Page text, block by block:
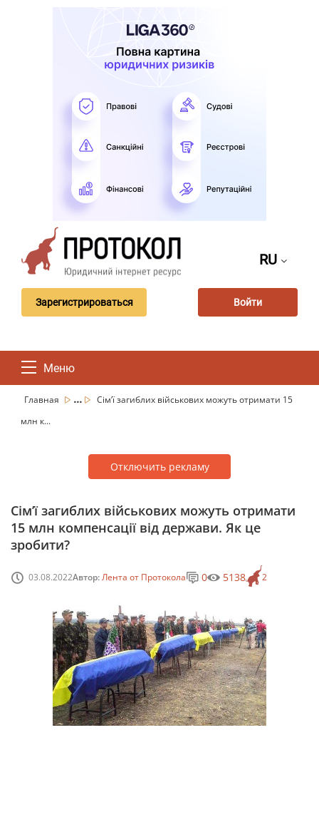
RU
Зарегистрироваться Войти
Меню
Главная ...
Сім’ї загиблих військових можуть отримати 15
млн к...
Отключить рекламу
Сім’ї загиблих військових можуть отримати
15 млн компенсації від держави. Як це
зробити?
03.08.2022Автор:Лента от Протокола 2
0 5138